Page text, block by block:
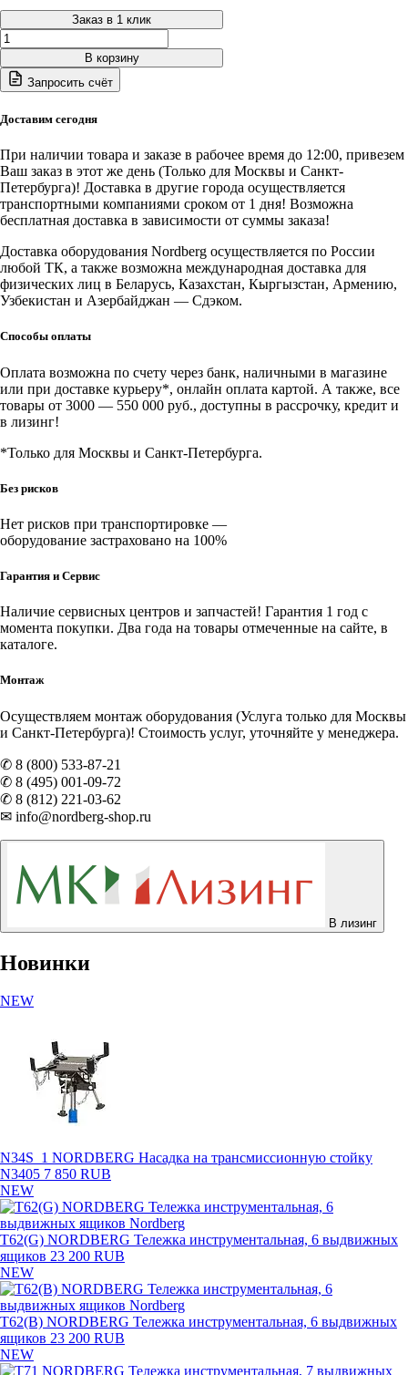
Заказ в 1 клик
Количество
товара
N4125H-
1200(B)
Комплект
колонн
(синий)
1200
мм
для
NORDBERG
N4125H-
4,5T
В корзину
Запросить счёт
Доставим сегодня
При наличии товара и заказе в рабочее время до 12:00, привезем
Ваш заказ в этот же день (Только для Москвы и Санкт-
Петербурга)! Доставка в другие города осуществляется
транспортными компаниями сроком от 1 дня! Возможна
бесплатная доставка в зависимости от суммы заказа!
Доставка оборудования Nordberg осуществляется по России
любой ТК, а также возможна международная доставка для
физических лиц в Беларусь, Казахстан, Кыргызстан, Армению,
Узбекистан и Азербайджан — Сдэком.
Способы оплаты
Оплата возможна по счету через банк, наличными в магазине
или при доставке курьеру*, онлайн оплата картой. А также, все
товары от 3000 — 550 000 руб., доступны в рассрочку, кредит и
в лизинг!
*Только для Москвы и Санкт-Петербурга.
Без рисков
Нет рисков при транспортировке —
оборудование застраховано на 100%
Гарантия и Сервис
Наличие сервисных центров и запчастей! Гарантия 1 год с
момента покупки. Два года на товары отмеченные на сайте, в
каталоге.
Монтаж
Осуществляем монтаж оборудования (Услуга только для Москвы
и Санкт-Петербурга)! Стоимость услуг, уточняйте у менеджера.
✆ 8 (800) 533-87-21
✆ 8 (495) 001-09-72
✆ 8 (812) 221-03-62
✉ info@nordberg-shop.ru
В лизинг
Новинки
NEW
N34S_1 NORDBERG Насадка на трансмиссионную стойку
N3405 7 850 RUB
NEW
T62(G) NORDBERG Тележка инструментальная, 6 выдвижных
ящиков 23 200 RUB
NEW
T62(B) NORDBERG Тележка инструментальная, 6 выдвижных
ящиков 23 200 RUB
NEW